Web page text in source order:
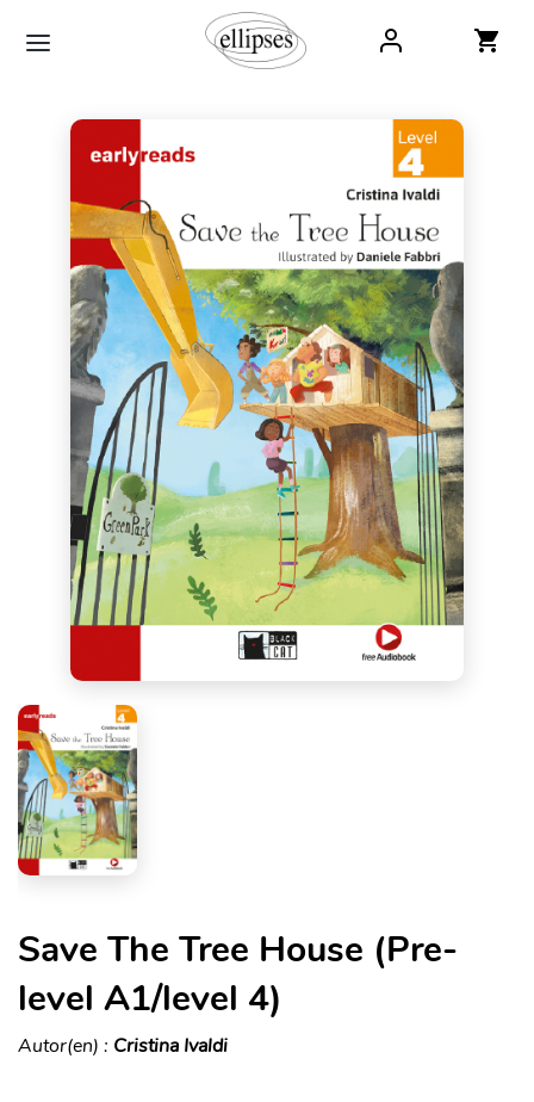
Save The Tree House (Pre-
level A1/level 4)
Autor(en) : Cristina Ivaldi